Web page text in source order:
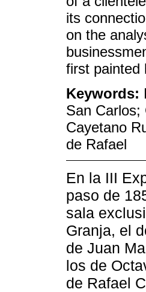
its
on the
first painted
Keywords:
San Carlos;
Cayetano
de Rafael
En la III
paso de
sala
Granja, el
de Juan
los de
de Rafael